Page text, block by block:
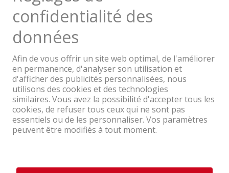
Une entreprise du Groupe Coop